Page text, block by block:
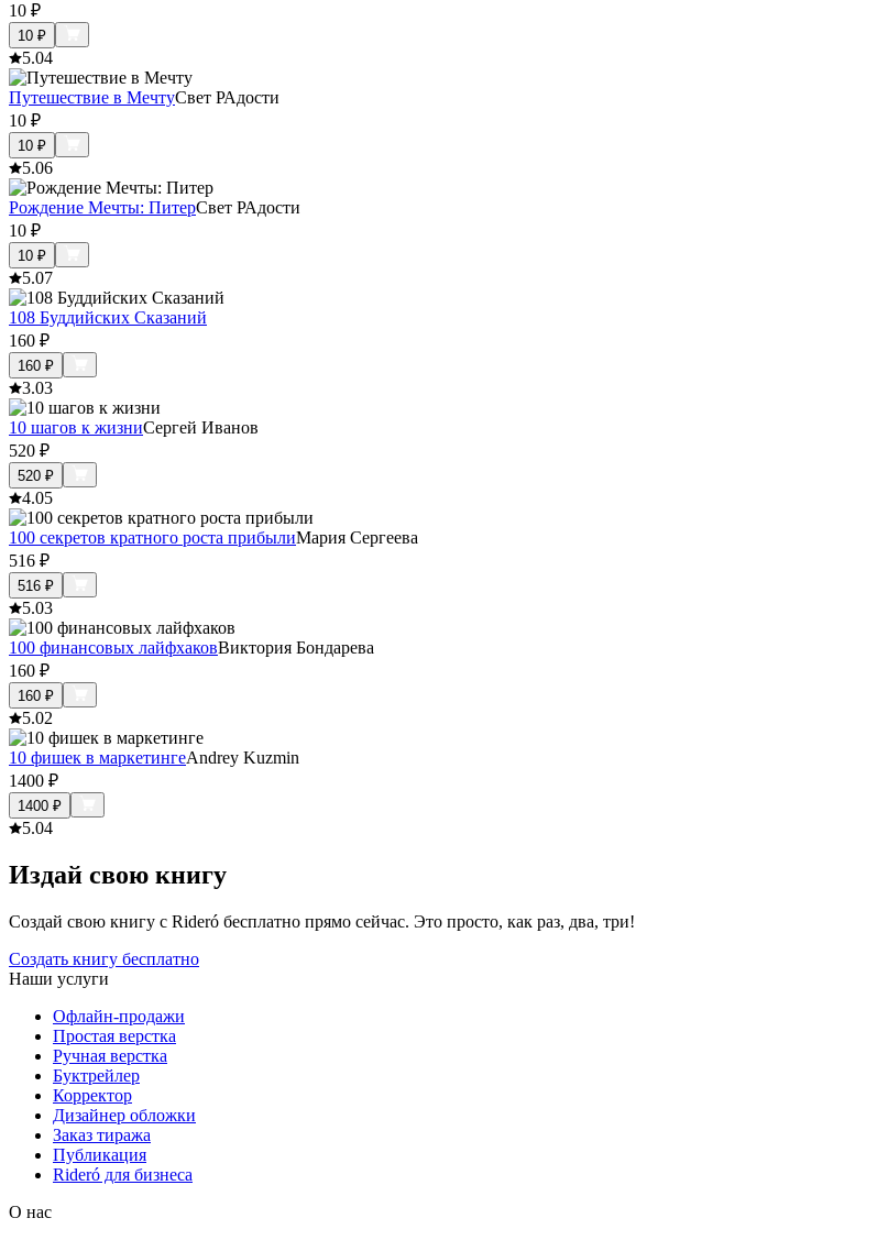
10 ₽
10 ₽
5.04
Путешествие в МечтуСвет РАдости
10 ₽
10 ₽
5.06
Рождение Мечты: ПитерСвет РАдости
10 ₽
10 ₽
5.07
108 Буддийских Сказаний
160 ₽
160 ₽
3.03
10 шагов к жизниСергей Иванов
520 ₽
520 ₽
4.05
100 секретов кратного роста прибылиМария Сергеева
516 ₽
516 ₽
5.03
100 финансовых лайфхаковВиктория Бондарева
160 ₽
160 ₽
5.02
10 фишек в маркетингеAndrey Kuzmin
1400 ₽
1400 ₽
5.04
Издай свою книгу
Создай свою книгу с Rideró бесплатно прямо сейчас. Это просто, как раз, два, три!
Создать книгу бесплатно
Наши услуги
Офлайн-продажи
Простая верстка
Ручная верстка
Буктрейлер
Корректор
Дизайнер обложки
Заказ тиража
Публикация
Rideró для бизнеса
О нас